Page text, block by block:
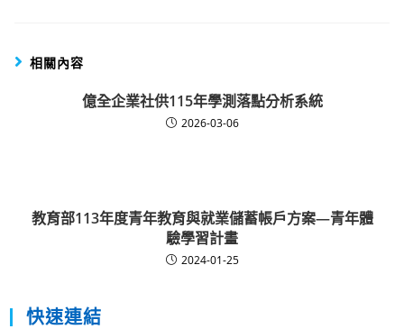
相關內容
億全企業社供115年學測落點分析系統
2026-03-06
教育部113年度青年教育與就業儲蓄帳戶方案—青年體
驗學習計畫
2024-01-25
快速連結